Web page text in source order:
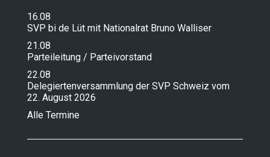
16.08
SVP bi de Lüt mit Nationalrat Bruno Walliser
21.08
Parteileitung / Parteivorstand
22.08
Delegiertenversammlung der SVP Schweiz vom
22. August 2026
Alle Termine